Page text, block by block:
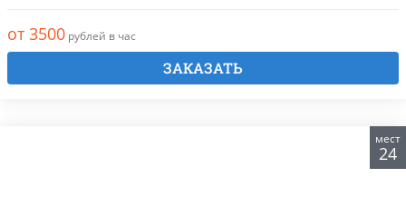
от 3500 рублей в час
ЗАКАЗАТЬ
мест
24